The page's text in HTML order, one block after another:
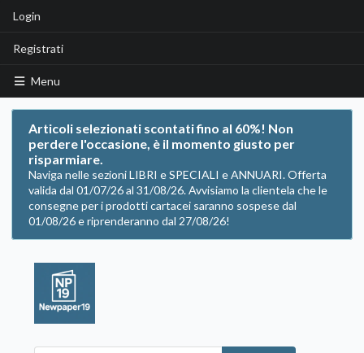
Login
Registrati
Menu
Articoli selezionati scontati fino al 60%! Non
perdere l'occasione, è il momento giusto per
risparmiare.
Naviga nelle sezioni LIBRI e SPECIALI e ANNUARI. Offerta
valida dal 01/07/26 al 31/08/26. Avvisiamo la clientela che le
consegne per i prodotti cartacei saranno sospese dal
01/08/26 e riprenderanno dal 27/08/26!